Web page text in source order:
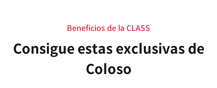
Beneficios de la CLASS
Consigue estas exclusivas de
Coloso